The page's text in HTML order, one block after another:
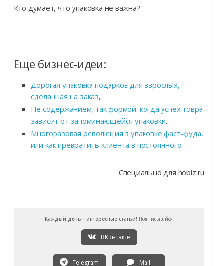
Кто думает, что упаковка не важна?
Еще бизнес-идеи:
Дорогая упаковка подарков для взрослых,
сделанная на заказ,
Не содержанием, так формой: когда успех товра
зависит от запоминающейся упаковки,
Многоразовая революция в упаковке фаст-фуда,
или как превратить клиента в постоянного.
Специально для hobiz.ru
Каждый день - интересные статьи! Подписывайся
ВКонтакте
Telegram Mail